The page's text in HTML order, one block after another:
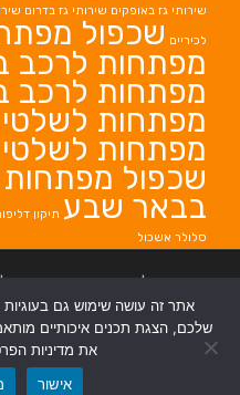
שירותי גז באופקים שירותי גז בדרום
לכיריים שכפול
מפתחות לרכב
מפתחות לרכב
מפתחות
מפתחות
שכפול
בבאר שבע תיקון
סלולר אשכול
אתר זה עושה שימוש גם בעוגיות
שלכם, הצגת תכנים איכותיים
את מדיניות
אישור